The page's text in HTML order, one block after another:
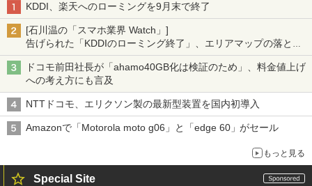
KDDI、楽天へのローミングを9月末で終了
[石川温の「スマホ業界 Watch」]
告げられた「KDDIのローミング終了」、エリアマップの落とし
穴と楽天モバイルの課題
ドコモ前田社長が「ahamo40GB化は検証のため」、料金値上げ
への考え方にも言及
NTTドコモ、エリクソン製の最新型装置を国内初導入
Amazonで「Motorola moto g06」と「edge 60」がセール
もっと見る
Special Site